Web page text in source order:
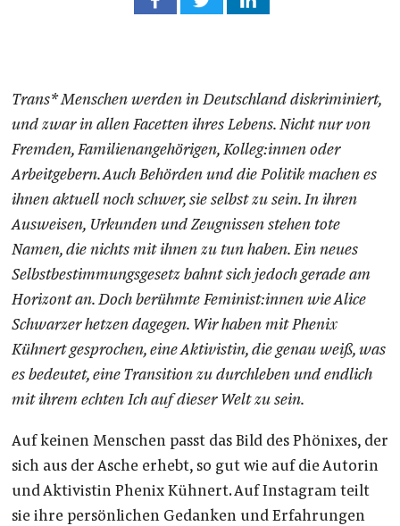
Trans* Menschen werden in Deutschland diskriminiert,
und zwar in allen Facetten ihres Lebens. Nicht nur von
Fremden, Familienangehörigen, Kolleg:innen oder
Arbeitgebern. Auch Behörden und die Politik machen es
ihnen aktuell noch schwer, sie selbst zu sein. In ihren
Ausweisen, Urkunden und Zeugnissen stehen tote
Namen, die nichts mit ihnen zu tun haben. Ein neues
Selbstbestimmungsgesetz bahnt sich jedoch gerade am
Horizont an. Doch berühmte Feminist:innen wie Alice
Schwarzer hetzen dagegen. Wir haben mit Phenix
Kühnert gesprochen, eine Aktivistin, die genau weiß, was
es bedeutet, eine Transition zu durchleben und endlich
mit ihrem echten Ich auf dieser Welt zu sein.
Auf keinen Menschen passt das Bild des Phönixes, der
sich aus der Asche erhebt, so gut wie auf die Autorin
und Aktivistin Phenix Kühnert. Auf Instagram teilt
sie ihre persönlichen Gedanken und Erfahrungen